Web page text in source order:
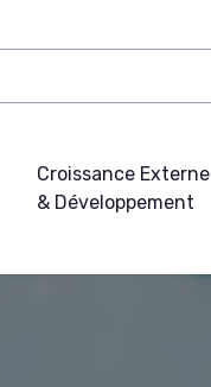
Croissance Externe
& Développement